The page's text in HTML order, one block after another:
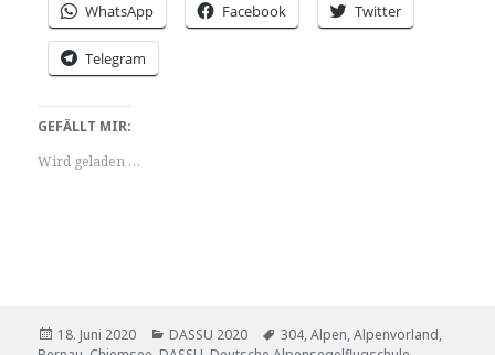
WhatsApp Facebook Twitter
Telegram
GEFÄLLT MIR:
Wird geladen …
Veröffentlicht
18. Juni 2020 Kategorien
DASSU 2020 Schlagwörter
304,Alpen,Alpenvorland,